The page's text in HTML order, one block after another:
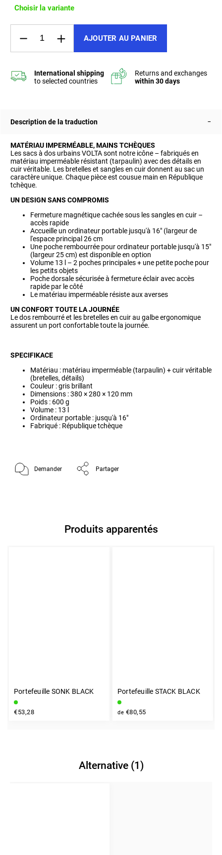
Choisir la variante
AJOUTER AU PANIER
Description de la traduction
MATÉRIAU IMPERMÉABLE, MAINS TCHÈQUES
Les sacs à dos urbains VOLTA sont notre icône – fabriqués en
matériau imperméable résistant (tarpaulin) avec des détails en
cuir véritable. Les bretelles et sangles en cuir donnent au sac un
caractère unique. Chaque pièce est cousue main en République
tchèque.
UN DESIGN SANS COMPROMIS
Fermeture magnétique cachée sous les sangles en cuir –
accès rapide
Accueille un ordinateur portable jusqu'à 16" (largeur de
l'espace principal 26 cm
Une poche rembourrée pour ordinateur portable jusqu'à 15"
(largeur 25 cm) est disponible en option
Volume 13 l – 2 poches principales + une petite poche pour
les petits objets
Poche dorsale sécurisée à fermeture éclair avec accès
rapide par le côté
Le matériau imperméable résiste aux averses
UN CONFORT TOUTE LA JOURNÉE
Le dos rembourré et les bretelles en cuir au galbe ergonomique
assurent un port confortable toute la journée.
SPECIFIKACE
Matériau : matériau imperméable (tarpaulin) + cuir véritable
(bretelles, détails)
Couleur : gris brillant
Dimensions : 380 × 280 × 120 mm
Poids : 600 g
Volume : 13 l
Ordinateur portable : jusqu'à 16"
Fabriqué : République tchèque
Demander Partager
Produits apparentés
Portefeuille SONK BLACK
€53,28
Portefeuille STACK BLACK
de €80,55
Alternative (1)